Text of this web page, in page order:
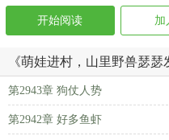
开始阅读 加
《萌娃进村，山里野兽瑟
第2943章 狗仗人势
第2942章 好多鱼虾